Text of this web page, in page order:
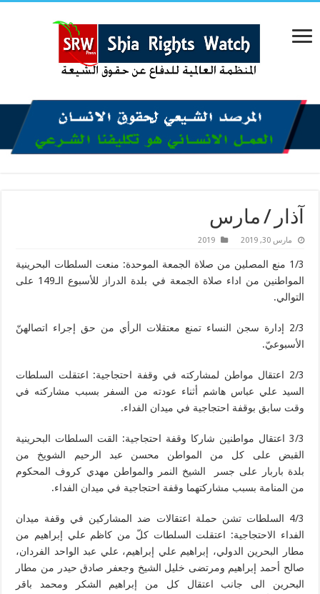
آذار / مارس
مارس 30, 2019 2019
1/3 منع المصلين من صلاة الجمعة الموحدة: منعت السلطات البحرينية
المواطنين من اداء صلاة الجمعة في بلدة الدراز للأسبوع الـ149 على
التوالي.
2/3 إدارة سجن النساء تمنع معتقلات الرأي من حق إجراء اتصالهنّ
الأسبوعيّ.
2/3 اعتقال مواطن لمشاركته في وقفة احتجاجية: اعتقلت السلطات
السيد علي عباس هاشم أثناء عودته من السفر بسبب مشاركته في
وقت سابق بوقفة احتجاجية في ميدان الفداء.
3/3 اعتقال مواطنين شاركا وقفة احتجاجية: القت السلطات البحرينية
القبض على كل من المواطن محسن عبد الرحيم الشويخ من
بلدة باربار على جسر الشيخ النمر والمواطن مهدي كروف المحكوم
من المنامة بسبب مشاركتهما وقفة احتجاجية في ميدان الفداء.
4/3 السلطات تشن حملة اعتقالات ضد المشاركين في وقفة ميدان
الفداء الاحتجاجية: اعتقلت السلطات كلّ من كاظم علي إبراهيم من
مطار البحرين الدولي، إبراهيم علي إبراهيم، علي عبد الواحد الفردان،
صالح أحمد إبراهيم ومرتضى خليل الشيخ وجعفر صادق حيدر من مطار
البحرين الى جانب اعتقال كل من إبراهيم الشكر ومحمد باقر